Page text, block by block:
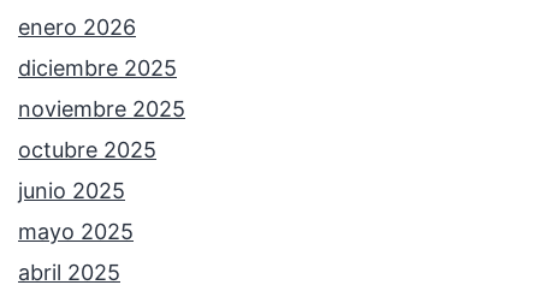
enero 2026
diciembre 2025
noviembre 2025
octubre 2025
junio 2025
mayo 2025
abril 2025